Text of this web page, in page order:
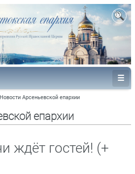
Новости Арсеньевской епархии
епархии
ждёт гостей! (+